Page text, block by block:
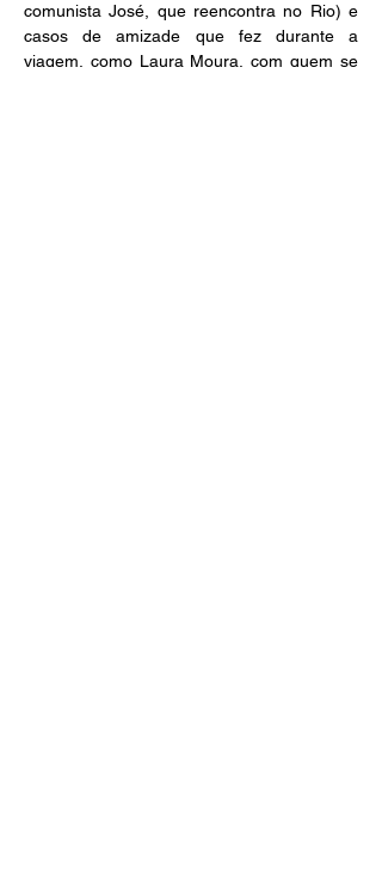
comunista José, que reencontra no Rio) e
casos de amizade que fez durante a
viagem, como Laura Moura, com quem se